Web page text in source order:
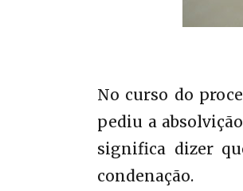
No curso do
pediu a
significa dizer
condenação.